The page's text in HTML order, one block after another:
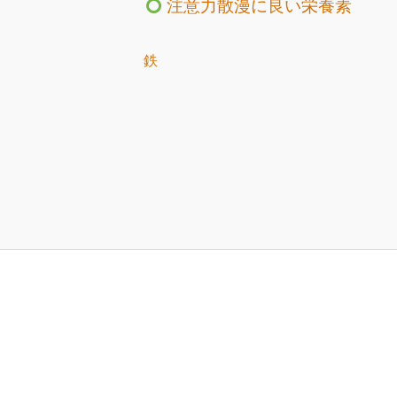
注意力散漫に良い栄養素
鉄